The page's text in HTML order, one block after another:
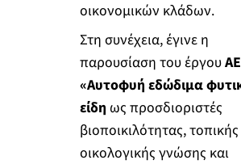
οικονομικών κλάδων.
Στη συνέχεια, έγινε η
παρουσίαση του έργου
«Αυτοφυή εδώδιμα
είδη ως προσδιοριστές
βιοποικιλότητας, τοπικής
οικολογικής γνώσης και